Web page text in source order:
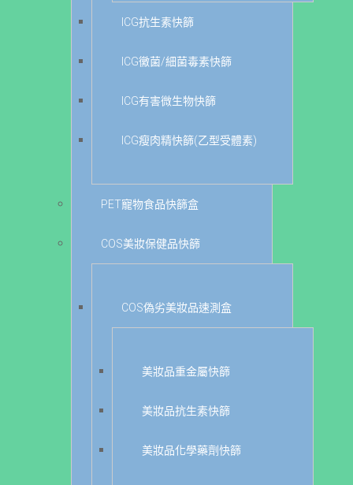
ICG抗生素快篩
ICG黴菌/細菌毒素快篩
ICG有害微生物快篩
ICG瘦肉精快篩(乙型受體素)
PET寵物食品快篩盒
COS美妝保健品快篩
COS偽劣美妝品速測盒
美妝品重金屬快篩
美妝品抗生素快篩
美妝品化學藥劑快篩